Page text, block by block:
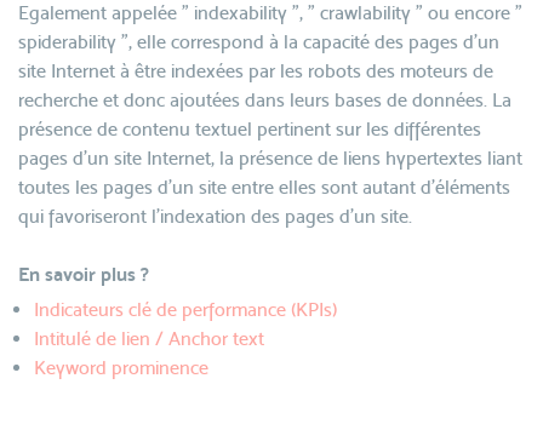
Egalement appelée " indexability ", " crawlability " ou encore "
spiderability ", elle correspond à la capacité des pages d'un
site Internet à être indexées par les robots des moteurs de
recherche et donc ajoutées dans leurs bases de données. La
présence de contenu textuel pertinent sur les différentes
pages d'un site Internet, la présence de liens hypertextes liant
toutes les pages d'un site entre elles sont autant d'éléments
qui favoriseront l'indexation des pages d'un site.
En savoir plus ?
Indicateurs clé de performance (KPIs)
Intitulé de lien / Anchor text
Keyword prominence